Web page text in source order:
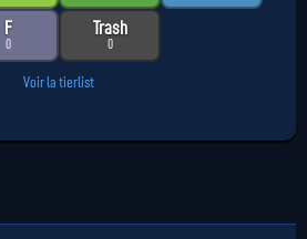
F
0
Trash
0
Voir la tierlist